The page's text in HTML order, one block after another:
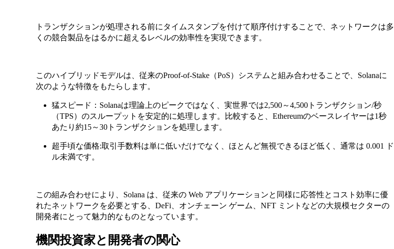
トランザクションが処理される前にタイムスタンプを付けて順序付けすることで、ネットワークは多
くの競合製品をはるかに超えるレベルの効率性を実現できます。
このハイブリッドモデルは、従来のProof-of-Stake（PoS）システムと組み合わせることで、Solanaに
次のような特徴をもたらします。
猛スピード：Solanaは理論上のピークではなく、実世界では2,500～4,500トランザクション/秒
（TPS）のスループットを安定的に処理します。比較すると、Ethereumのベースレイヤーは1秒
あたり約15～30トランザクションを処理します。
超手頃な価格:取引手数料は単に低いだけでなく、ほとんど無視できるほど低く、通常は 0.001 ド
ル未満です。
この組み合わせにより、Solana は、従来の Web アプリケーションと同様に応答性とコスト効率に優
れたネットワークを必要とする、DeFi、オンチェーン ゲーム、NFT ミントなどの大規模セクターの
開発者にとって魅力的なものとなっています。
機関投資家と開発者の関心